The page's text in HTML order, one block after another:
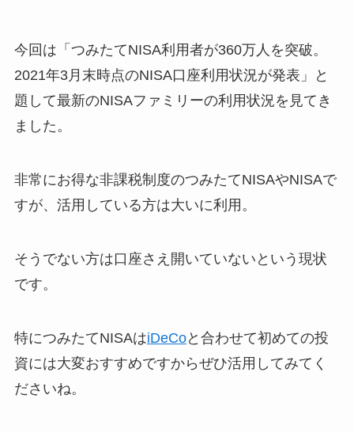
今回は「つみたてNISA利用者が360万人を突破。
2021年3月末時点のNISA口座利用状況が発表」と
題して最新のNISAファミリーの利用状況を見てき
ました。
非常にお得な非課税制度のつみたてNISAやNISAで
すが、活用している方は大いに利用。
そうでない方は口座さえ開いていないという現状
です。
特につみたてNISAはiDeCoと合わせて初めての投
資には大変おすすめですからぜひ活用してみてく
ださいね。